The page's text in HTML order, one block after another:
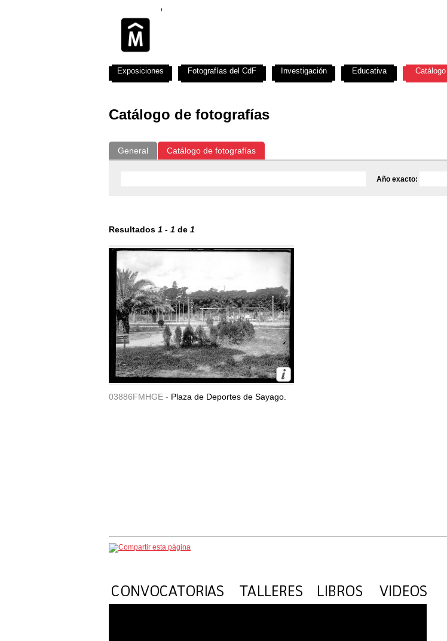
Catálogo de fotografías
General Catálogo de fotografías
Año exacto:
Resultados 1 - 1 de 1
03886FMHGE - Plaza de Deportes de Sayago.
Exposiciones Fotografías del CdF Investigación Educativa Catálogo